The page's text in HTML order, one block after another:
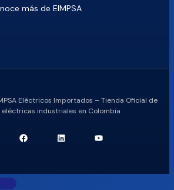
más de EIMPSA
Eléctricos Importados – Tienda Oficial de
eléctricas industriales en Colombia